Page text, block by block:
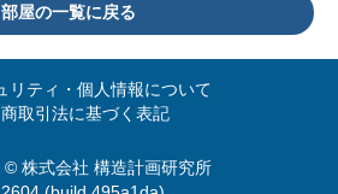
部屋の一覧に戻る
リティ・個人情報について
取引法に基づく表記
株式会社 構造計画研究所